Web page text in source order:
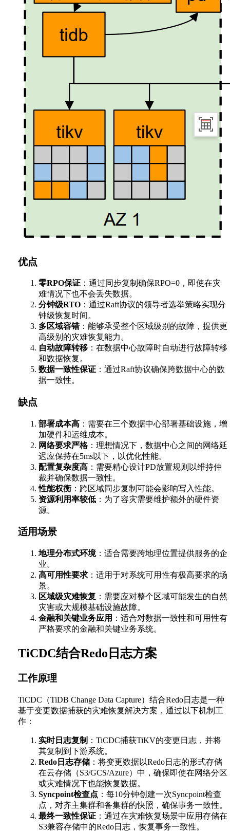
优点
零RPO保证 ：通过同步复制确保RPO=0，即使在灾
难情况下也不会丢失数据。
分钟级RTO ：通过Raft协议的领导者选举策略实现分
钟级恢复时间。
多区域容错：能够承受整个区域级别的故障，提供更
高级别的灾难恢复能力。
自动故障转移 ：在数据中心故障时自动进行故障转移
和数据恢复。
数据一致性保证 ：通过Raft协议确保跨数据中心的数
据一致性。
缺点
部署成本高 ：需要在三个数据中心部署基础设施，增
加硬件和运维成本。
网络要求严格：理想情况下，数据中心之间的网络延
迟应保持在5ms以下，以优化性能。
配置复杂度高 ：需要精心设计PD放置规则以维持仲
裁并确保数据一致性。
性能权衡 ：跨区域同步复制可能会影响写入性能。
资源利用率较低 ：为了容灾需要维护额外的硬件资
源。
适用场景
地理分布式环境：适合需要跨地理位置提供服务的企
业。
高可用性要求 ：适用于对系统可用性有极高要求的场
景。
区域级灾难恢复 ：需要应对整个区域可能发生的自然
灾害或大规模基础设施故障。
金融和关键业务应用 ：适合对数据一致性和可用性有
严格要求的金融和关键业务系统。
TiCDC结合Redo日志方案
工作原理
TiCDC（TiDB Change Data Capture）结合Redo日志是一种
基于变更数据捕获的灾难恢复解决方案，通过以下机制工
作：
实时日志复制 ：TiCDC捕获TiKV的变更日志，并将
其复制到下游系统。
Redo日志存储 ：将变更数据以Redo日志的形式存储
在云存储（S3/GCS/Azure）中，确保即使在网络分区
或灾难情况下也能恢复数据。
Syncpoint检查点 ：每10分钟创建一次Syncpoint检查
点，对齐主集群和备集群的快照，确保事务一致性。
最终一致性保证 ：通过在灾难恢复场景中应用存储在
S3兼容存储中的Redo日志，恢复事务一致性。